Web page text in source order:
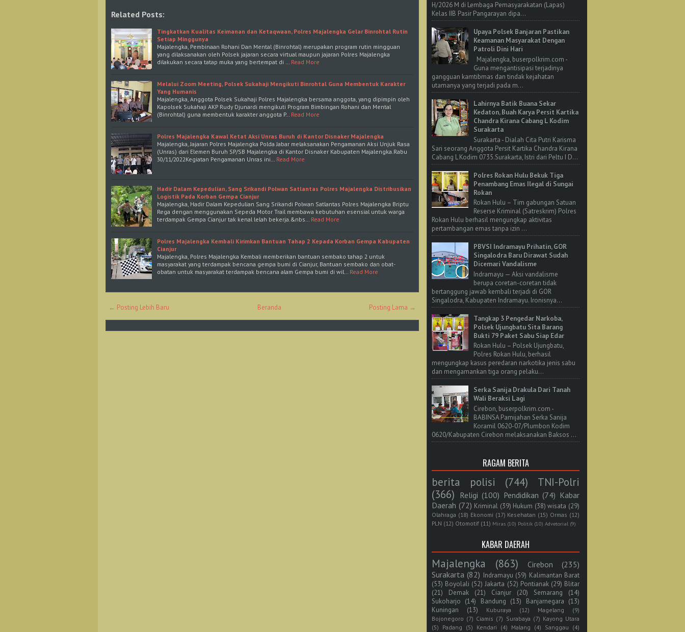
Related Posts:
Tingkatkan Kualitas Keimanan dan Ketaqwaan, Polres Majalengka Gelar Binrohtal Rutin
Setiap Minggunya
Majalengka, Pembinaan Rohani Dan Mental (Binrohtal) merupakan program rutin mingguan
yang dilaksanakan oleh Polsek jajaran secara virtual maupun jajaran Polres Majalengka
dilakukan secara tatap muka yang bertempat di … Read More
Melalui Zoom Meeting, Polsek Sukahaji Mengikuti Binrohtal Guna Membentuk Karakter
Yang Humanis
Majalengka, Anggota Polsek Sukahaji Polres Majalengka bersama anggota, yang dipimpin oleh
Kapolsek Sukahaji AKP Rudy Djunardi mengikuti Program Bimbingan Rohani dan Mental
(Binrohtal) guna membentuk karakter anggota P… Read More
Polres Majalengka Kawal Ketat Aksi Unras Buruh di Kantor Disnaker Majalengka
Majalengka, Jajaran Polres Majalengka Polda Jabar melaksanakan Pengamanan Aksi Unjuk Rasa
(Unras) dari Elemen Buruh SP/SB Majalengka di Kantor Disnaker Kabupaten Majalengka.Rabu
30/11/2022Kegiatan Pengamanan Unras ini… Read More
Hadir Dalam Kepedulian, Sang Srikandi Polwan Satlantas Polres Majalengka Distribusikan
Logistik Pada Korban Gempa Cianjur
Majalengka, Hadir Dalam Kepedulian Sang Srikandi Polwan Satlantas Polres Majalengka Briptu
Rega dengan menggunakan Sepeda Motor Trail membawa kebutuhan esensial untuk warga
terdampak Gempa Cianjur tak kenal lelah bekerja.&nbs… Read More
Polres Majalengka Kembali Kirimkan Bantuan Tahap 2 Kepada Korban Gempa Kabupaten
Cianjur
Majalengka, Polres Majalengka Kembali memberikan bantuan sembako tahap 2 untuk
masyarakat yang terdampak bencana gempa bumi di Cianjur, Bantuan sembako dan obat-
obatan untuk masyarakat terdampak bencana alam Gempa bumi di wil… Read More
← Posting Lebih Baru Posting Lama →
Beranda
H/2026 M di Lembaga Pemasyarakatan (Lapas)
Kelas IIB Pasir Pangarayan dipa...
Upaya Polsek Banjaran Pastikan
Keamanan Masyarakat Dengan
Patroli Dini Hari
Majalengka, buserpolkrim.com -
Guna mengantisipasi terjadinya
gangguan kamtibmas dan tindak kejahatan
utamanya yang terjadi pada m...
Lahirnya Batik Buana Sekar
Kedaton, Buah Karya Persit Kartika
Chandra Kirana Cabang L Kodim
Surakarta
Surakarta - Dialah Cita Putri Karisma
Sari seorang Anggota Persit Kartika Chandra Kirana
Cabang L Kodim 0735.Surakarta, Istri dari Peltu I D...
Polres Rokan Hulu Bekuk Tiga
Penambang Emas Ilegal di Sungai
Rokan
Rokan Hulu – Tim gabungan Satuan
Reserse Kriminal (Satreskrim) Polres
Rokan Hulu berhasil mengungkap aktivitas
pertambangan emas tanpa izin ...
PBVSI Indramayu Prihatin, GOR
Singalodra Baru Dirawat Sudah
Dicemari Vandalisme
Indramayu — Aksi vandalisme
berupa coretan-coretan tidak
bertanggung jawab kembali terjadi di GOR
Singalodra, Kabupaten Indramayu. Ironisnya...
Tangkap 3 Pengedar Narkoba,
Polsek Ujungbatu Sita Barang
Bukti 79 Paket Sabu Siap Edar
Rokan Hulu – Polsek Ujungbatu,
Polres Rokan Hulu, berhasil
mengungkap kasus peredaran narkotika jenis sabu
dan mengamankan tiga orang pelaku...
Serka Sanija Drakula Dari Tanah
Wali Beraksi Lagi
Cirebon, buserpolkrim.com -
BABINSA Pamijahan Serka Sanija
Koramil 0620-07/Plumbon Kodim
0620/Kabupaten Cirebon melaksanakan Baksos ...
RAGAM BERITA
berita polisi (744)
TNI-Polri
(366) Religi (100) Pendidikan (74) Kabar
Daerah (72) Kriminal (39) Hukum (38) wisata (29)
Olahraga (18) Ekonomi (17) Kesehatan (15) Ormas (12)
PLN (12) Otomotif (11) Miras (10) Politik (10) Advetorial (9)
KABAR DAERAH
Majalengka (863) Cirebon
(235)
Surakarta (82) Indramayu (59) Kalimantan Barat
(53) Boyolali (52) Jakarta (52) Pontianak (29) Blitar
(21)
Demak (21) Cianjur (20) Semarang
(14)
Sukoharjo (14) Bandung (13) Banjarnegara (13)
Kuningan
(13) Kuburaya (12) Magelang
(9)
Bojonegoro (7) Ciamis (7) Surabaya (7) Kayong Utara
(5) Padang (5) Kendari (4) Malang (4) Sanggau (4)